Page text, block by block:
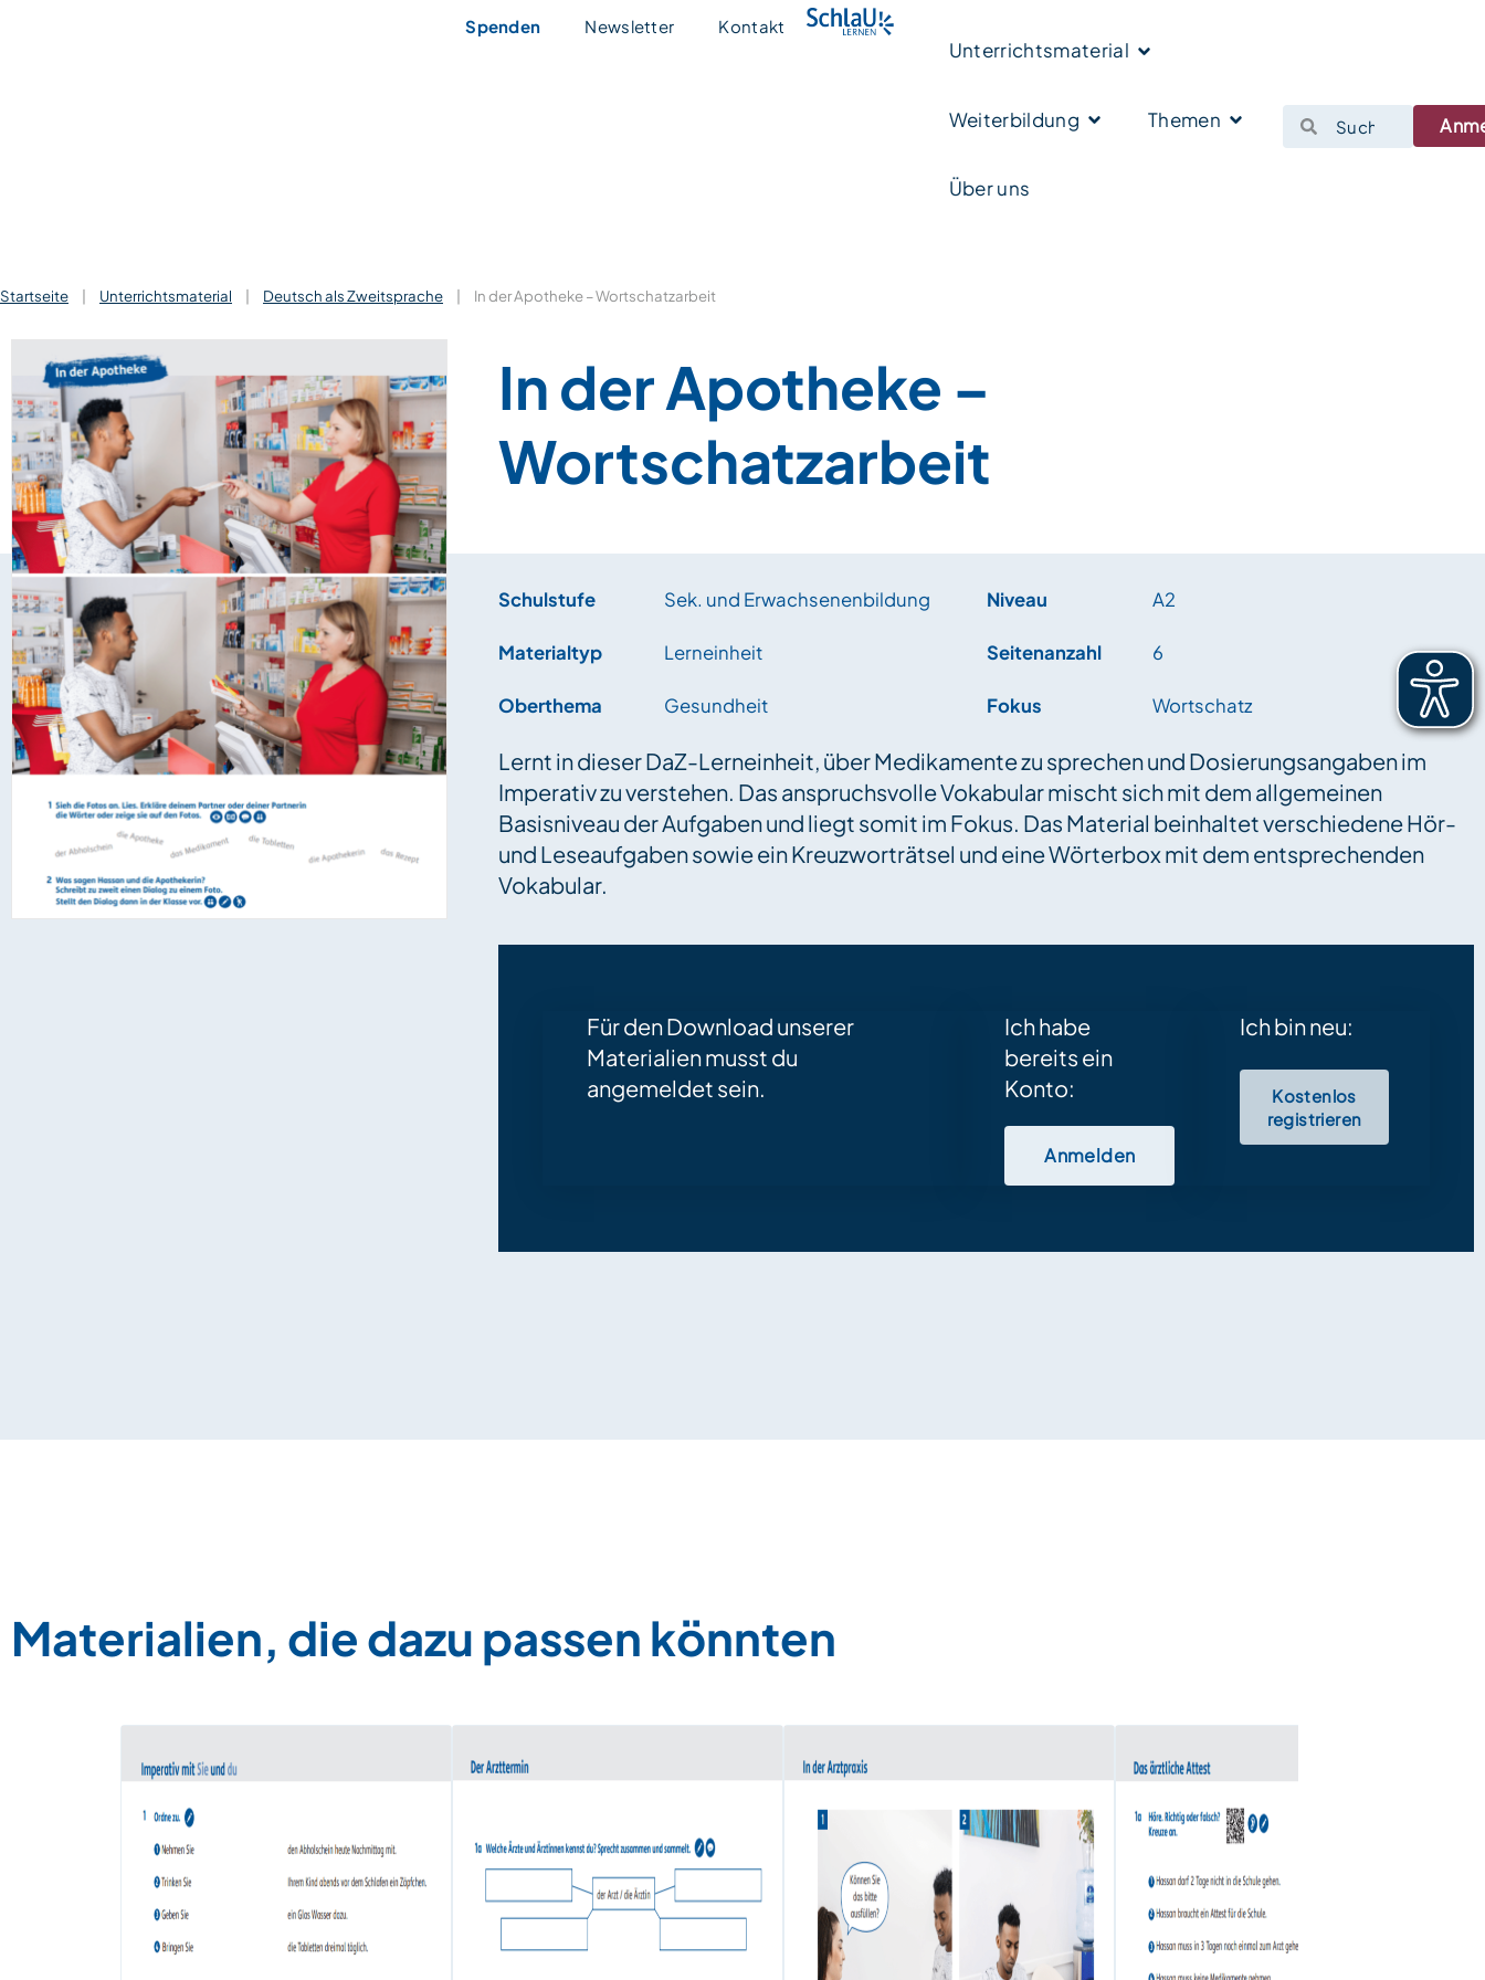
Spenden Newsletter Kontakt
Unterrichtsmaterial
Weiterbildung Themen
Über uns
Startseite | Unterrichtsmaterial | Deutsch als Zweitsprache | In der Apotheke – Wortschatzarbeit
In der Apotheke –
Wortschatzarbeit
Schulstufe Sek. und Erwachsenenbildung
Materialtyp Lerneinheit
Oberthema Gesundheit
Niveau A2
Seitenanzahl 6
Fokus Wortschatz
Lernt in dieser DaZ-Lerneinheit, über Medikamente zu sprechen und Dosierungsangaben im
Imperativ zu verstehen. Das anspruchsvolle Vokabular mischt sich mit dem allgemeinen
Basisniveau der Aufgaben und liegt somit im Fokus. Das Material beinhaltet verschiedene Hör-
und Leseaufgaben sowie ein Kreuzworträtsel und eine Wörterbox mit dem entsprechenden
Vokabular.
Für den Download unserer
Materialien musst du
angemeldet sein.
Ich habe
bereits ein
Konto:
Anmelden
Ich bin neu:
Kostenlos
registrieren
Materialien, die dazu passen könnten